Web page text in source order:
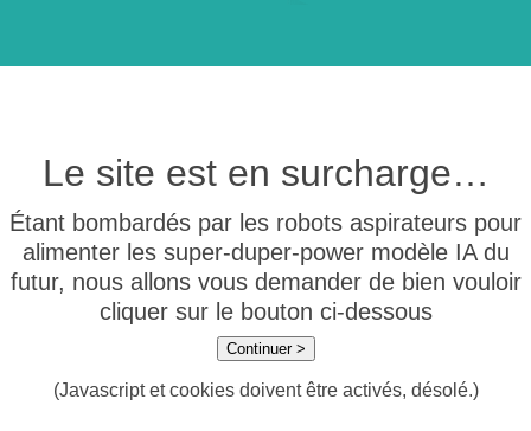
Le site est en surcharge…
Étant bombardés par les robots aspirateurs pour
alimenter les super-duper-power modèle IA du
futur, nous allons vous demander de bien vouloir
cliquer sur le bouton ci-dessous
Continuer >
(Javascript et cookies doivent être activés, désolé.)